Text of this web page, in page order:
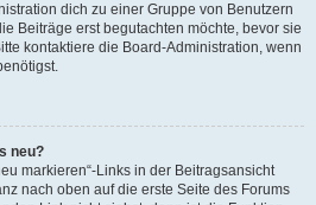
dich zu einer Gruppe von Benutzern
Beiträge erst begutachten möchte, bevor sie
kontaktiere die Board-Administration, wenn
neu?
markieren“-Links in der Beitragsansicht
nach oben auf die erste Seite des Forums